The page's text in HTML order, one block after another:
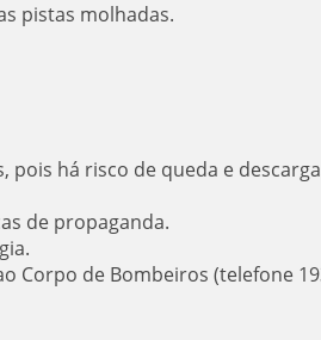
pistas molhadas.
pois há risco de queda e
de propaganda.
Corpo de Bombeiros (telefone